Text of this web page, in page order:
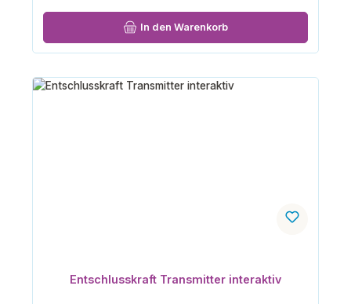
In den Warenkorb
Entschlusskraft Transmitter interaktiv